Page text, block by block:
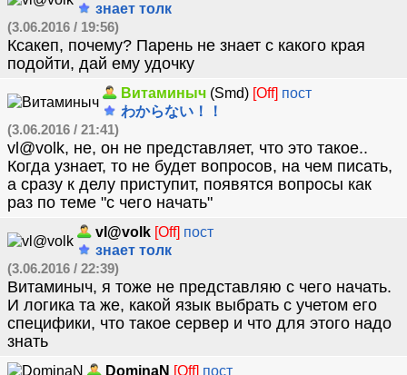
знает толк
(3.06.2016 / 19:56)
Ксакеп, почему? Парень не знает с какого края
подойти, дай ему удочку
Витаминыч (Smd) [Off] пост
わからない！！
(3.06.2016 / 21:41)
vl@volk, не, он не представляет, что это такое..
Когда узнает, то не будет вопросов, на чем писать,
а сразу к делу приступит, появятся вопросы как
раз по теме "с чего начать"
vl@volk [Off] пост
знает толк
(3.06.2016 / 22:39)
Витаминыч, я тоже не представляю с чего начать.
И логика та же, какой язык выбрать с учетом его
специфики, что такое сервер и что для этого надо
знать
DominaN [Off] пост